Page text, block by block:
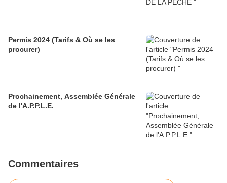
Permis 2024 (Tarifs & Où se les
procurer)
Prochainement, Assemblée Générale
de l'A.P.P.L.E.
Commentaires